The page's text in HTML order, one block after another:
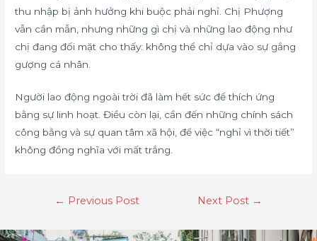
thu nhập bị ảnh hưởng khi buộc phải nghỉ. Chị Phượng
vẫn cần mẫn, nhưng những gì chị và những lao động như
chị đang đối mặt cho thấy: không thể chỉ dựa vào sự gắng
gượng cá nhân.
Người lao động ngoài trời đã làm hết sức để thích ứng
bằng sự linh hoạt. Điều còn lại, cần đến những chính sách
công bằng và sự quan tâm xã hội, để việc “nghỉ vì thời tiết”
không đồng nghĩa với mất trắng.
← Previous Post Next Post →